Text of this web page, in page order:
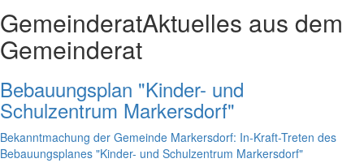
GemeinderatAktuelles aus dem
Gemeinderat
Bebauungsplan "Kinder- und
Schulzentrum Markersdorf"
Bekanntmachung der Gemeinde Markersdorf: In-Kraft-Treten des
Bebauungsplanes "Kinder- und Schulzentrum Markersdorf"